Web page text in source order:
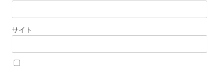
サイト